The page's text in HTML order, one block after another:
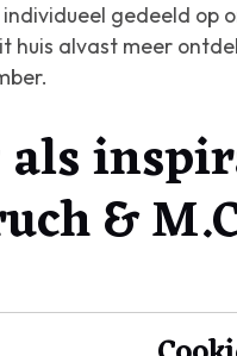
gedeeld
huis alvast meer
&